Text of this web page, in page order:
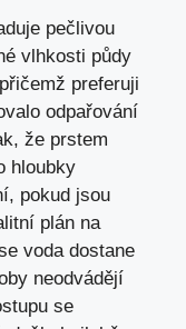
pečlivou
vlhkosti půdy
preferuji
odpařování
že prstem
hloubky
pokud jsou
plán na
voda dostane
neodvádějí
se